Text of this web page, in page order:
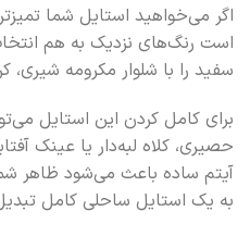
اگر می‌خواهید استایل شما
است رنگ‌های نزدیک به هم
سفید را با شلوار مکرومه شیری،
برای کامل کردن این استایل
حصیری، کلاه لبه‌دار یا عینک
آیتم ساده باعث می‌شود ظاهر
به یک استایل ساحلی کامل